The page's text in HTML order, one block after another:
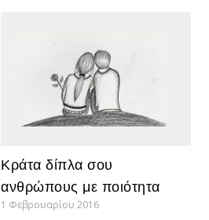
Κράτα δίπλα σου
ανθρώπους με ποιότητα
1 Φεβρουαρίου 2016